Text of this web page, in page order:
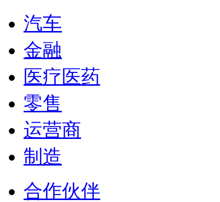
汽车
金融
医疗医药
零售
运营商
制造
合作伙伴